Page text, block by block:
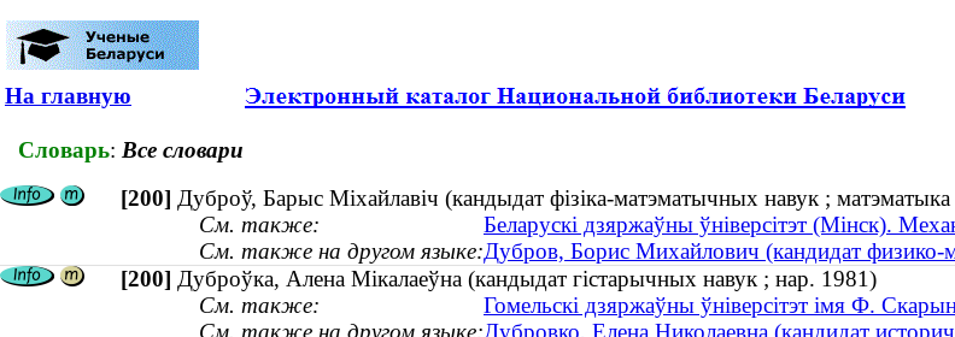
На главную
Словарь: Все словари
[200] Дуброў, Барыс Мiхайлавiч (кандыдат фізіка-матэматычных навук ;
См. также:
Беларускі дзяржаўны ўніверсітэт (Мінск).
См. также на другом языке:Дубров, Борис Михайлович (кандидат физико-
[200] Дуброўка, Алена Мікалаеўна (кандыдат гістарычных навук ; нар. 1981)
См. также:
Гомельскі дзяржаўны ўніверсітэт імя Ф.